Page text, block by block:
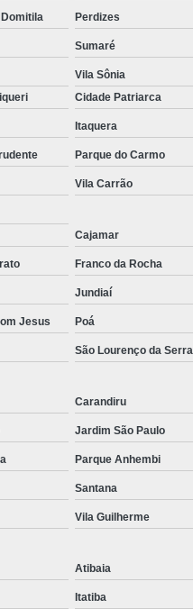
Perdizes
Sumaré
Vila Sônia
Cidade Patriarca
Itaquera
Parque do Carmo
Vila Carrão
Cajamar
Franco da Rocha
Jundiaí
Jesus Poá
São Lourenço da Serra
Carandiru
Jardim São Paulo
Parque Anhembi
Santana
Vila Guilherme
Atibaia
Itatiba